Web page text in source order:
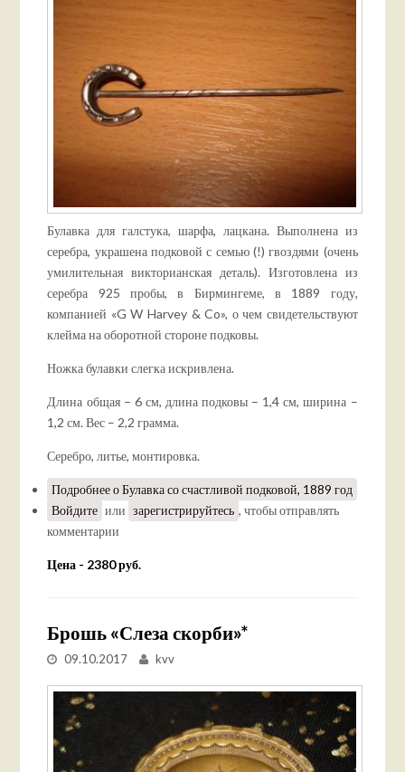
Булавка для галстука, шарфа, лацкана. Выполнена из
серебра, украшена подковой с семью (!) гвоздями (очень
умилительная викторианская деталь). Изготовлена из
серебра 925 пробы, в Бирмингеме, в 1889 году,
компанией «G W Harvey & Co», о чем свидетельствуют
клейма на оборотной стороне подковы.
Ножка булавки слегка искривлена.
Длина общая – 6 см, длина подковы – 1,4 см, ширина –
1,2 см. Вес – 2,2 грамма.
Серебро, литье, монтировка.
Подробнеео Булавка со счастливой подковой, 1889 год
Войдите или зарегистрируйтесь , чтобы отправлять
комментарии
Цена - 2380 руб.
Брошь «Слеза скорби»*
09.10.2017 kvv